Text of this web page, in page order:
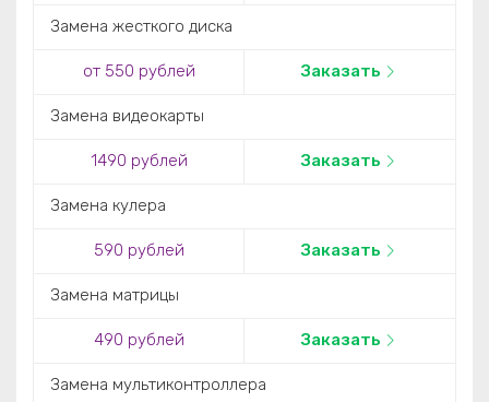
Замена жесткого диска
от 550 рублей Заказать
Замена видеокарты
1490 рублей Заказать
Замена кулера
590 рублей Заказать
Замена матрицы
490 рублей Заказать
Замена мультиконтроллера